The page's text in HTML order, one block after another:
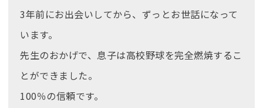
3年前にお出会いしてから、ずっとお世話になって
います。
先生のおかげで、息子は高校野球を完全燃焼するこ
とができました。
100％の信頼です。